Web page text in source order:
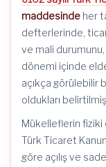
maddesinde her
defterlerinde,
ve mali
dönemi içinde
açıkça görülebilir
oldukları
Mükelleflerin fiziki
Türk Ticaret
göre açılış ve